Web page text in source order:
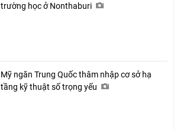
trường học ở Nonthaburi
Mỹ ngăn Trung Quốc thâm nhập cơ sở hạ
tầng kỹ thuật số trọng yếu